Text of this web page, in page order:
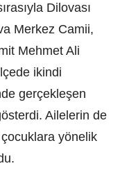
Dilovası
Merkez Camii,
Mehmet Ali
ikindi
gerçekleşen
Ailelerin de
yönelik